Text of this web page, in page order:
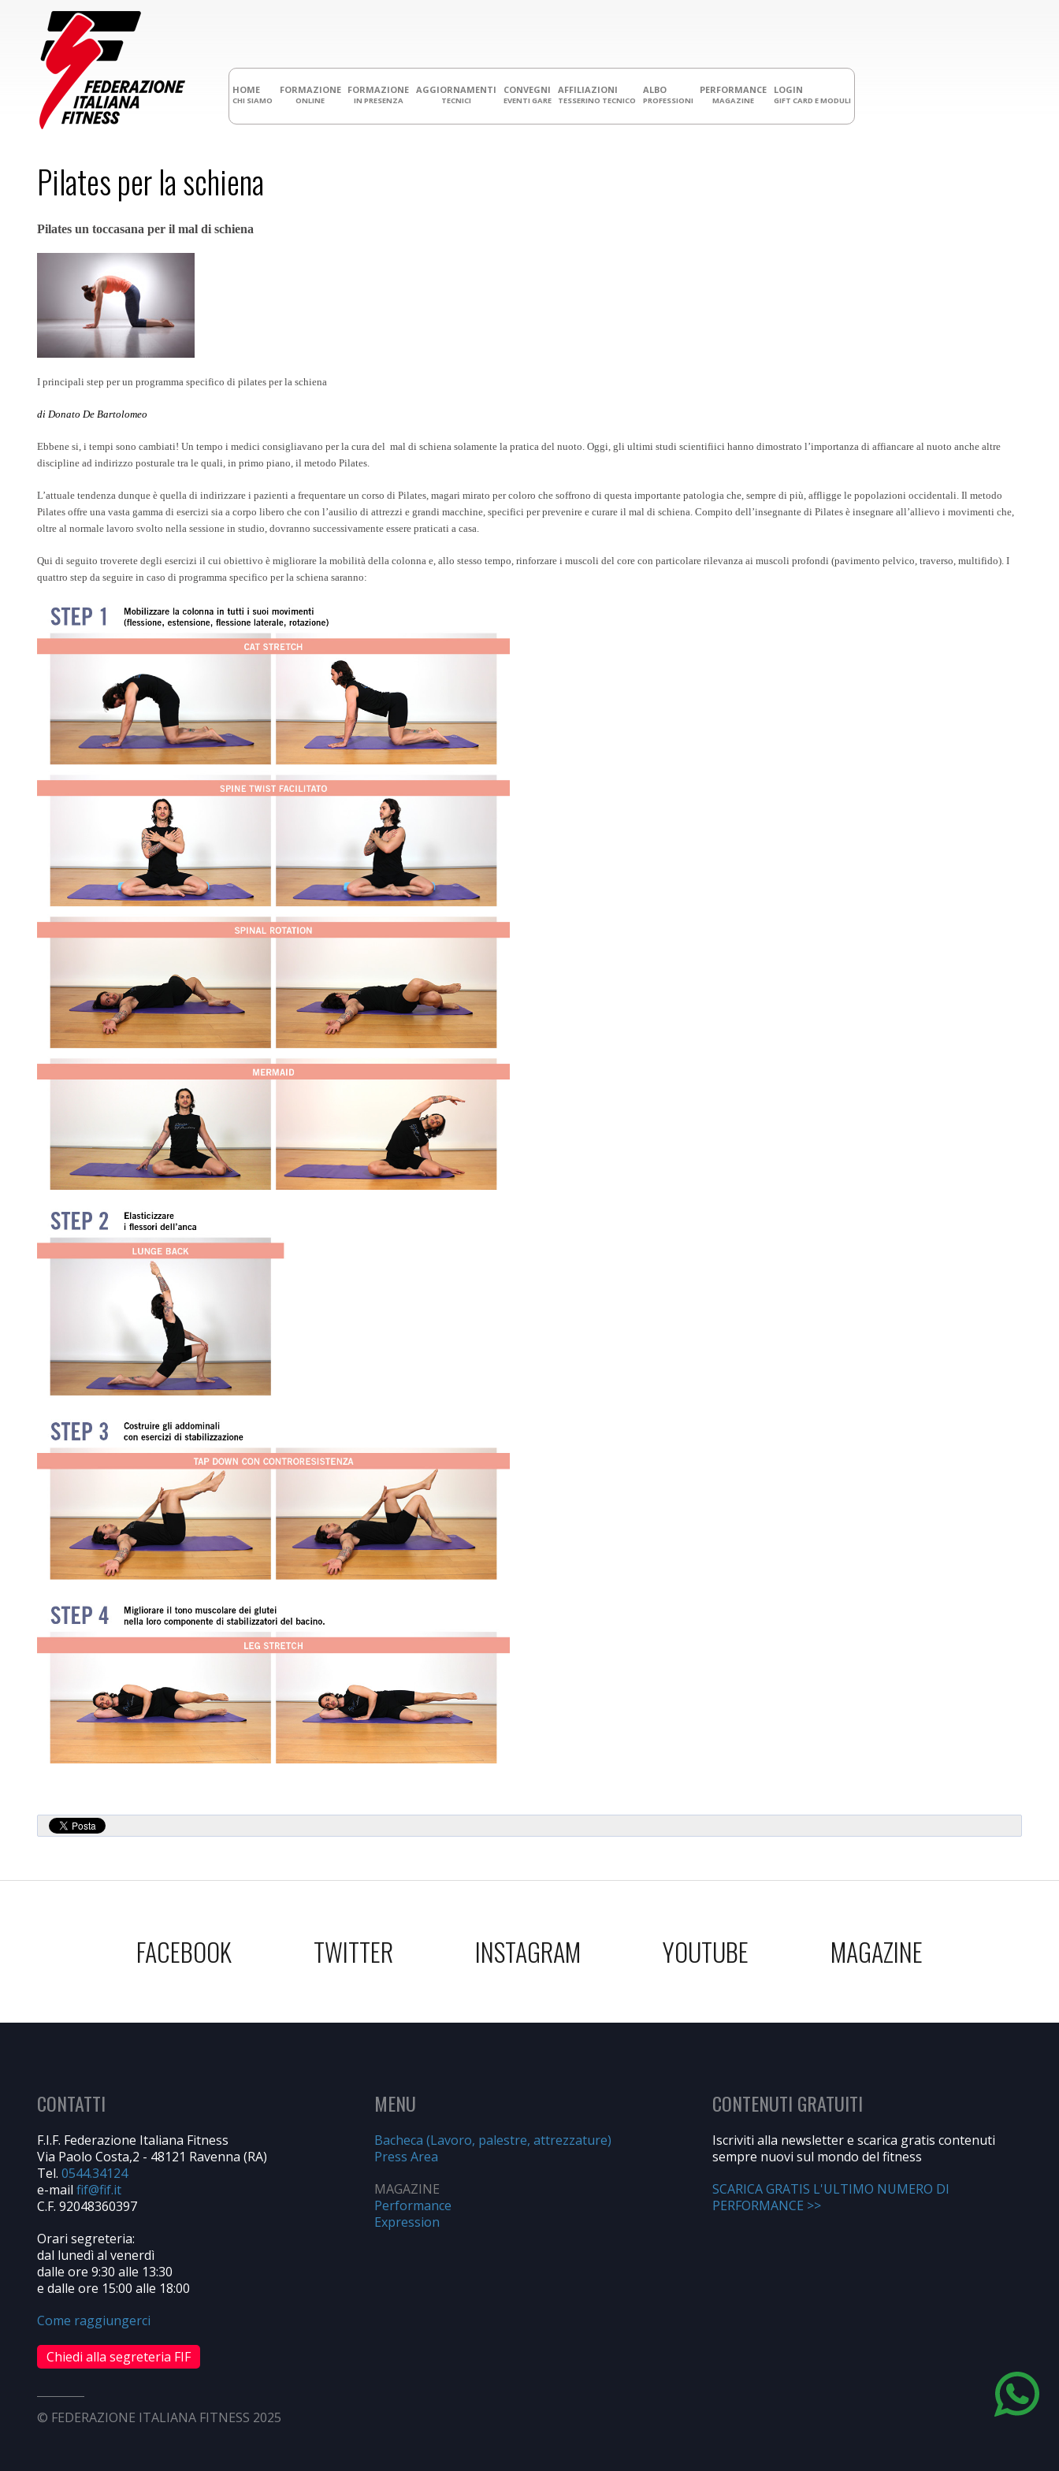
HOME
CHI SIAMO
FORMAZIONE
ONLINE
FORMAZIONE
IN PRESENZA
AGGIORNAMENTI
TECNICI
CONVEGNI
EVENTI GARE
AFFILIAZIONI
TESSERINO TECNICO
ALBO
PROFESSIONI
PERFORMANCE
MAGAZINE
LOGIN
GIFT CARD E MODULI
Pilates per la schiena
Pilates un toccasana per il mal di schiena
I principali step per un programma specifico di pilates per la schiena
di Donato De Bartolomeo
Ebbene si, i tempi sono cambiati! Un tempo i medici consigliavano per la cura del mal di schiena solamente la pratica del nuoto. Oggi, gli ultimi studi scientifiici hanno dimostrato l’importanza di affiancare al nuoto anche altre
discipline ad indirizzo posturale tra le quali, in primo piano, il metodo Pilates.
L’attuale tendenza dunque è quella di indirizzare i pazienti a frequentare un corso di Pilates, magari mirato per coloro che soffrono di questa importante patologia che, sempre di più, affligge le popolazioni occidentali. Il metodo
Pilates offre una vasta gamma di esercizi sia a corpo libero che con l’ausilio di attrezzi e grandi macchine, specifici per prevenire e curare il mal di schiena. Compito dell’insegnante di Pilates è insegnare all’allievo i movimenti che,
oltre al normale lavoro svolto nella sessione in studio, dovranno successivamente essere praticati a casa.
Qui di seguito troverete degli esercizi il cui obiettivo è migliorare la mobilità della colonna e, allo stesso tempo, rinforzare i muscoli del core con particolare rilevanza ai muscoli profondi (pavimento pelvico, traverso, multifido). I
quattro step da seguire in caso di programma specifico per la schiena saranno:
FACEBOOK TWITTER INSTAGRAM YOUTUBE MAGAZINE
CONTATTI
F.I.F. Federazione Italiana Fitness
Via Paolo Costa,2 - 48121 Ravenna (RA)
Tel. 0544.34124
e-mail
C.F. 92048360397
Orari segreteria:
dal lunedì al venerdì
dalle ore 9:30 alle 13:30
e dalle ore 15:00 alle 18:00
Come raggiungerci
Chiedi alla segreteria FIF
© FEDERAZIONE ITALIANA FITNESS 2025
MENU
Bacheca (Lavoro, palestre, attrezzature)
Press Area
MAGAZINE
Performance
Expression
CONTENUTI GRATUITI
Iscriviti alla newsletter e scarica gratis contenuti
sempre nuovi sul mondo del fitness
SCARICA GRATIS L'ULTIMO NUMERO DI
PERFORMANCE >>